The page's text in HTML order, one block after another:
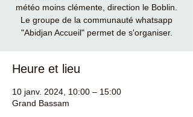
météo moins clémente, direction le Boblin.
Le groupe de la communauté whatsapp
"Abidjan Accueil" permet de s'organiser.
Heure et lieu
10 janv. 2024, 10:00 – 15:00
Grand Bassam